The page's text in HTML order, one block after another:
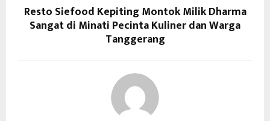
Resto Siefood Kepiting Montok Milik Dharma
Sangat di Minati Pecinta Kuliner dan Warga
Tanggerang